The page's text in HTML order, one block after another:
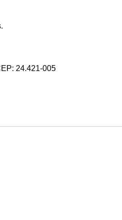
24.421-005